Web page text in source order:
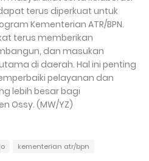
terus diperkuat untuk
Kementerian ATR/BPN.
terus memberikan
dan masukan
di daerah. Hal ini penting
pelayanan dan
lebih besar bagi
Ossy. (MW/YZ)
kementerian atr/bpn